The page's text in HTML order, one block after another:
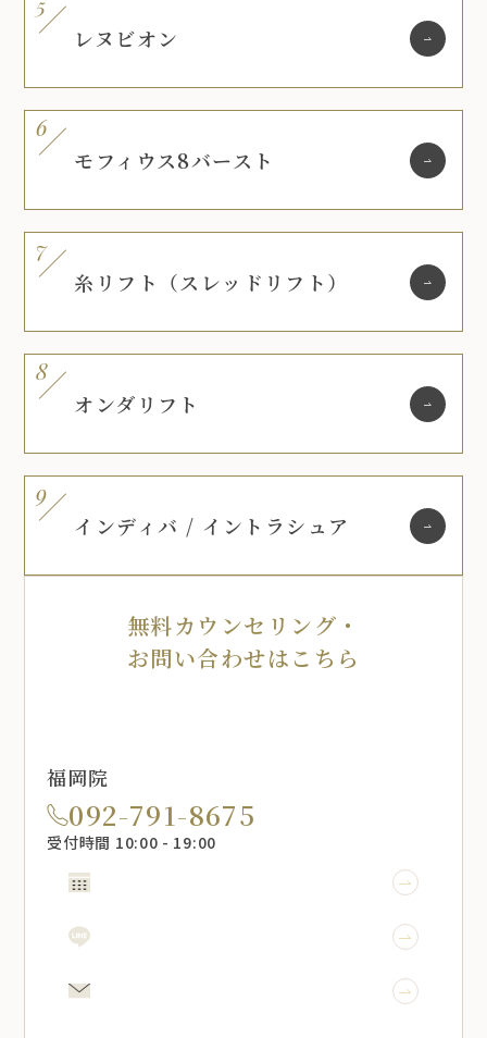
レヌビオン
モフィウス8バースト
糸リフト（スレッドリフト）
オンダリフト
インディバ / イントラシュア
無料カウンセリング・
お問い合わせはこちら
福岡院
092-791-8675
受付時間 10:00 - 19:00